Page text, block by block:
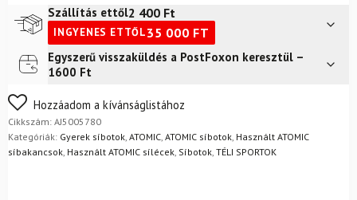
Fekete
mennyiség
Szállítás ettől2 400 Ft
INGYENES ETTŐL35 000 FT
Futár a címre2 400
Egyszerű visszaküldés a PostFoxon keresztül –
1600 Ft
Nem biztos a választásában? Semmi gond – a terméket
egyszerűen visszaküldheti 14 napon belül, indoklás nélkül.
Mik a visszaküldés feltételei?
Hozzáadom a kívánságlistához
Cikkszám: AJ5005780
Kategóriák: Gyerek síbotok ATOMIC ATOMIC síbotok Használt ATOMIC
síbakancsok Használt ATOMIC sílécek Síbotok TÉLI SPORTOK